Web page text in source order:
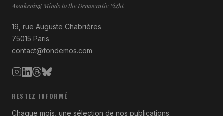
Awakening Minds to the Democratic Fight
19, rue Auguste Chabrières
75015 Paris
contact@fondemos.com
RESTEZ INFORMÉ
Chaque mois, une sélection de nos publications.